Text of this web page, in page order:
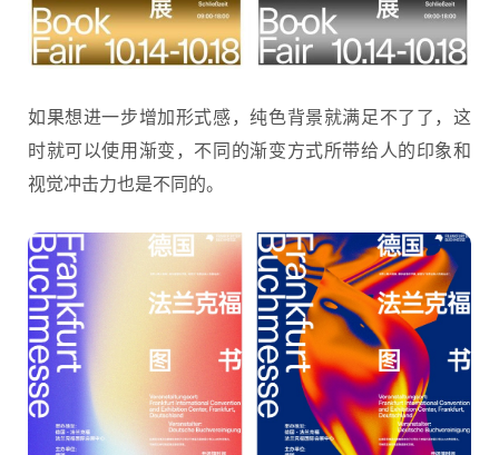
如果想进一步增加形式感，纯色背景就满足不了了，这
时就可以使用渐变，不同的渐变方式所带给人的印象和
视觉冲击力也是不同的。